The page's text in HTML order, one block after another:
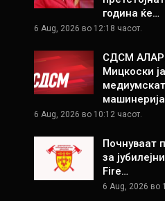
година ќе…
6 Aug, 2026 во 12:18 часот.
СДСМ
Мицкоски
6 Aug, 2026 во 10:12 часот.
Почнуваат
за
Fire…
6 Aug, 2026 во